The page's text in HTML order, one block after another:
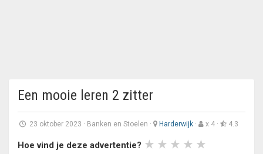
Een mooie leren 2 zitter
23 oktober 2023 · Banken en Stoelen · Harderwijk· x 4 · 4.3
Hoe vind je deze advertentie?